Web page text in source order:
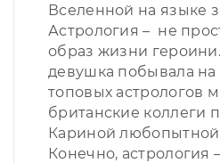
Вселенной на языке
Астрология – не
образ жизни
девушка побывала
топовых астрологов
британские коллеги
Кариной
Конечно, астрология